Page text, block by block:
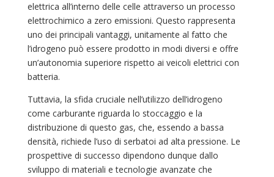
elettrica all’interno delle celle attraverso un processo
elettrochimico a zero emissioni. Questo rappresenta
uno dei principali vantaggi, unitamente al fatto che
l’idrogeno può essere prodotto in modi diversi e offre
un’autonomia superiore rispetto ai veicoli elettrici con
batteria.
Tuttavia, la sfida cruciale nell’utilizzo dell’idrogeno
come carburante riguarda lo stoccaggio e la
distribuzione di questo gas, che, essendo a bassa
densità, richiede l’uso di serbatoi ad alta pressione. Le
prospettive di successo dipendono dunque dallo
sviluppo di materiali e tecnologie avanzate che